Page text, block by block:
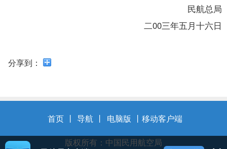
民航总局
二00三年五月十六日
分享到：
首页 丨 导航 丨 电脑版 丨 移动客户端
版权所有：中国民用航空局